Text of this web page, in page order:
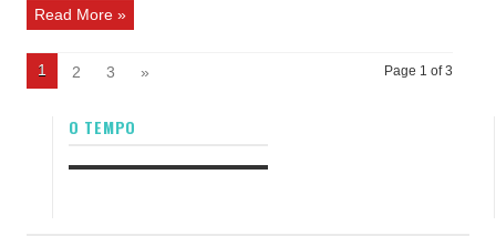
Read More »
Page 1 of 3
1 2 3 »
O TEMPO